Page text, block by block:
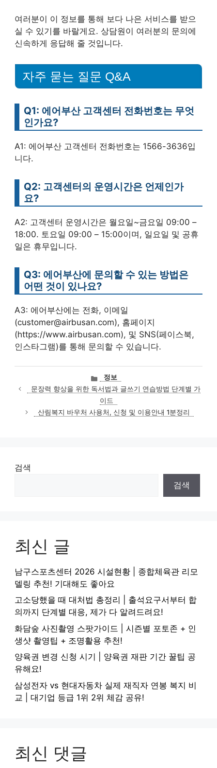
여러분이 이 정보를 통해 보다 나은 서비스를 받으
실 수 있기를 바랄게요. 상담원이 여러분의 문의에
신속하게 응답해 줄 것입니다.
자주 묻는 질문 Q&A
Q1: 에어부산 고객센터 전화번호는 무엇
인가요?
A1: 에어부산 고객센터 전화번호는 1566-3636입
니다.
Q2: 고객센터의 운영시간은 언제인가
요?
A2: 고객센터 운영시간은 월요일~금요일 09:00 –
18:00. 토요일 09:00 – 15:00이며, 일요일 및 공휴
일은 휴무입니다.
Q3: 에어부산에 문의할 수 있는 방법은
어떤 것이 있나요?
A3: 에어부산에는 전화, 이메일
(customer@airbusan.com), 홈페이지
(https://www.airbusan.com), 및 SNS(페이스북,
인스타그램)를 통해 문의할 수 있습니다.
카
테
고
리
정보
문장력 향상을 위한 독서법과 글쓰기 연습방법 단계별 가
이드
산림복지 바우처 사용처, 신청 및 이용안내 1분정리
검색
검색
최신 글
남구스포츠센터 2026 시설현황 | 종합체육관 리모
델링 추천! 기대해도 좋아요
고소당했을 때 대처법 총정리 | 출석요구서부터 합
의까지 단계별 대응, 제가 다 알려드려요!
화담숲 사진촬영 스팟가이드 | 시즌별 포토존 + 인
생샷 촬영팁 + 조명활용 추천!
양육권 변경 신청 시기 | 양육권 재판 기간 꿀팁 공
유해요!
삼성전자 vs 현대자동차 실제 재직자 연봉 복지 비
교 | 대기업 등급 1위 2위 체감 공유!
최신 댓글